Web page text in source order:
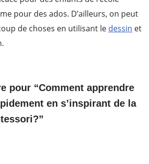
pour des ados. D’ailleurs, on peut
de choses en utilisant le dessin et
pour “Comment apprendre
en s’inspirant de la